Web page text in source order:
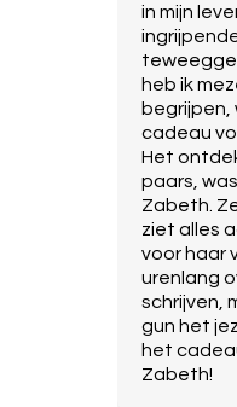
in mijn
heb ik
begrijpen,
cadeau
Het
paars,
Zabeth.
ziet alles
voor haar
urenlang
schrijven,
gun het
het
Zabeth!